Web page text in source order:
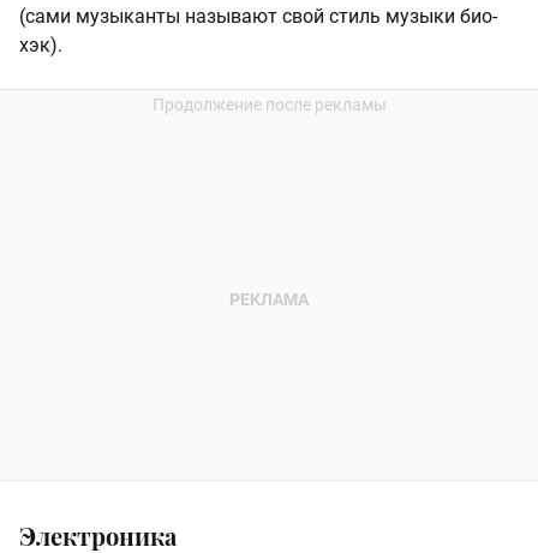
(сами музыканты называют свой стиль музыки био-
хэк).
Электроника